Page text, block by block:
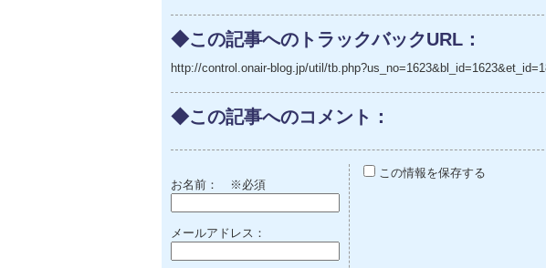
◆この記事へのトラックバックURL：
http://control.onair-blog.jp/util/
◆この記事へのコメント：
お名前： ※必須
メールアドレス：
この情報を保存する